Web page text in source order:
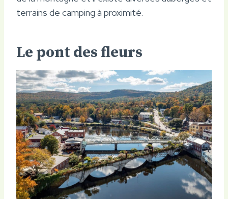
terrains de camping à proximité.
Le pont des fleurs